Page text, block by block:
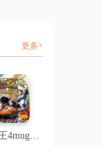
更多+
街头霸王4mugen版